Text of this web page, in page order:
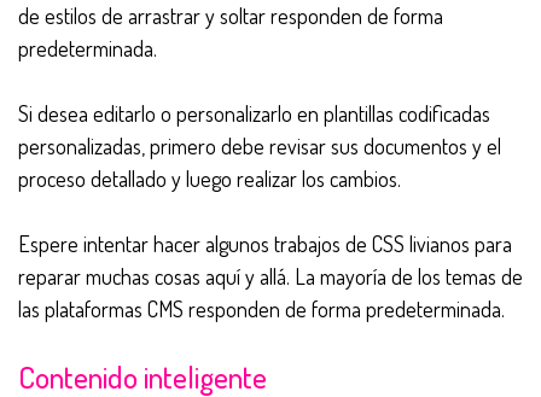
de estilos de arrastrar y soltar responden de forma
predeterminada.
Si desea editarlo o personalizarlo en plantillas codificadas
personalizadas, primero debe revisar sus documentos y el
proceso detallado y luego realizar los cambios.
Espere intentar hacer algunos trabajos de CSS livianos para
reparar muchas cosas aquí y allá. La mayoría de los temas de
las plataformas CMS responden de forma predeterminada.
Contenido inteligente